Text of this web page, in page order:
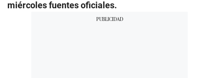
miércoles fuentes oficiales.